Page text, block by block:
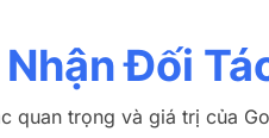
Đối
quan trọng và giá trị của